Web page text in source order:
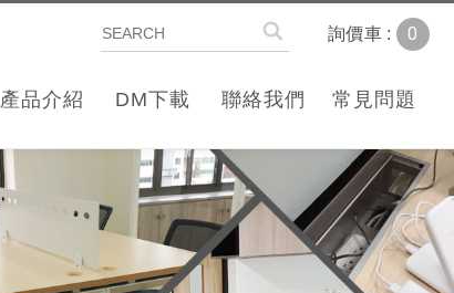
產品介紹 DM下載 聯絡我們 常見問題
詢價車 : 0